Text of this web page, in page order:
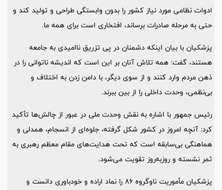
ادوات نظامی مورد نیاز کشور را بدون وابستگی طراحی و تولید کند و
حتی به مرحله صادرات برساند، افتخاری است برای همه ما.
پزشکیان با بیان اینکه دشمنان در پی تزریق ناامیدی به جامعه
هستند، گفت: همه تلاش آنان بر این است که اندیشه ناتوانی را در
ذهن مردم وارد کنند و از سوی دیگر، با دامن زدن به اختلاف و
بی‌نظمی، وحدت داخلی را از بین ببرند.
رئیس جمهور با اشاره به نقش وحدت ملی در عبور از چالش‌ها تأکید
کرد: آنچه امروز در کشور شکل گرفته، جلوه‌ای از انسجام، همدلی و
هماهنگی بی‌سابقه است که تحت هدایت‌های مقام معظم رهبری به
ثمر نشسته و روزبه‌روز تقویت می‌شود.
پزشکیان مأموریت ناوگروه 86 را نماد اراده و خودباوری دانست و